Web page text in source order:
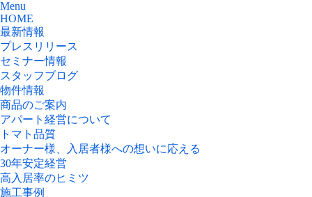
Menu
HOME
最新情報
プレスリリース
セミナー情報
スタッフブログ
物件情報
商品のご案内
アパート経営について
トマト品質
オーナー様、入居者様への想いに応える
30年安定経営
高入居率のヒミツ
施工事例